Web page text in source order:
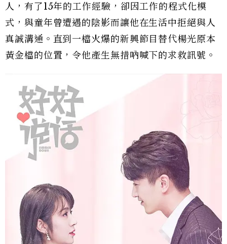
人，有了15年的工作經驗，卻因工作的程式化模
式，與童年曾遭遇的陰影而讓他在生活中拒絕與人
真誠溝通。直到一檔火爆的新興節目替代楊光原本
黃金檔的位置，令他產生無措吶喊下的求救訊號。